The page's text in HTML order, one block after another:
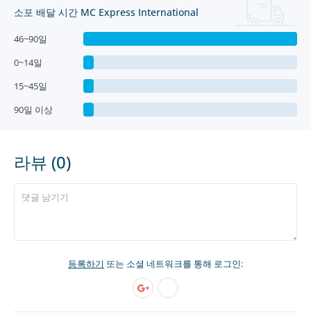
소포 배달 시간 MC Express International
46~90일
0~14일
15~45일
90일 이상
라뷰 (0)
등록하기 또는 소셜 네트워크를 통해 로그인: